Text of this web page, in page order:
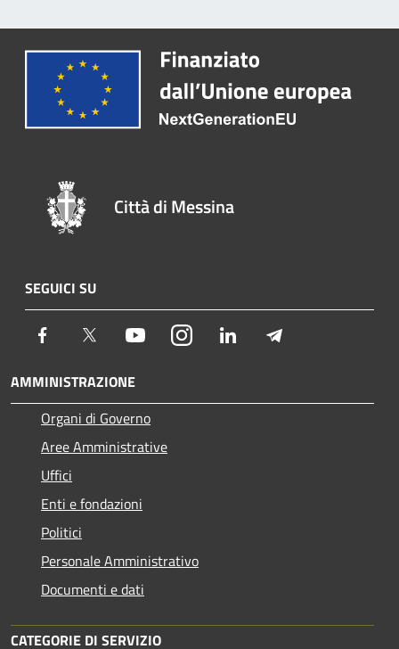
Città di Messina
SEGUICI SU
Facebook Twitter YoutubeInstagram LinkedIn
AMMINISTRAZIONE
Organi di Governo
Aree Amministrative
Uffici
Enti e fondazioni
Politici
Personale Amministrativo
Documenti e dati
CATEGORIE DI SERVIZIO